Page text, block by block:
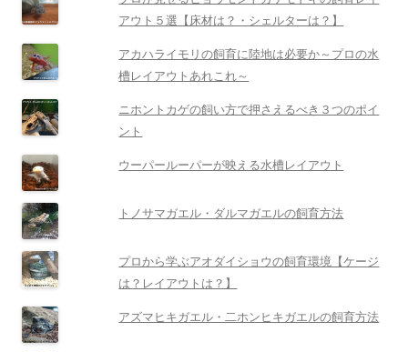
アウト５選【床材は？・シェルターは？】
アカハライモリの飼育に陸地は必要か～プロの水
槽レイアウトあれこれ～
ニホントカゲの飼い方で押さえるべき３つのポイ
ント
ウーパールーパーが映える水槽レイアウト
トノサマガエル・ダルマガエルの飼育方法
プロから学ぶアオダイショウの飼育環境【ケージ
は？レイアウトは？】
アズマヒキガエル・二ホンヒキガエルの飼育方法